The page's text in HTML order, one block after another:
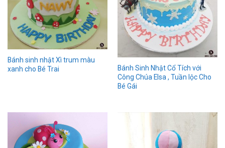
Bánh sinh nhật Xì trum màu
xanh cho Bé Trai
Bánh Sinh Nhật Cổ Tích với
Công Chúa Elsa , Tuần lộc Cho
Bé Gái